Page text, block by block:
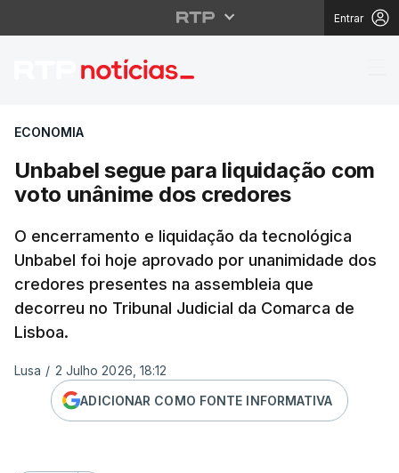
Entrar
Unbabel segue para
ECONOMIA
Unbabel segue para liquidação com
voto unânime dos credores
O encerramento e liquidação da tecnológica
Unbabel foi hoje aprovado por unanimidade dos
credores presentes na assembleia que
decorreu no Tribunal Judicial da Comarca de
Lisboa.
Lusa / 2 Julho 2026, 18:12
ADICIONAR COMO FONTE INFORMATIVA